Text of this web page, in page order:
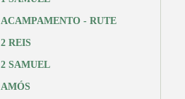
ACAMPAMENTO - RUTE
2 REIS
2 SAMUEL
AMÓS